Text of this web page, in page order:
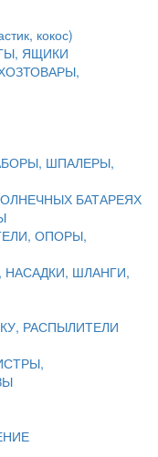
кокос)
ЯЩИКИ
ШПАЛЕРЫ,
БАТАРЕЯХ
ОПОРЫ,
ШЛАНГИ,
РАСПЫЛИТЕЛИ